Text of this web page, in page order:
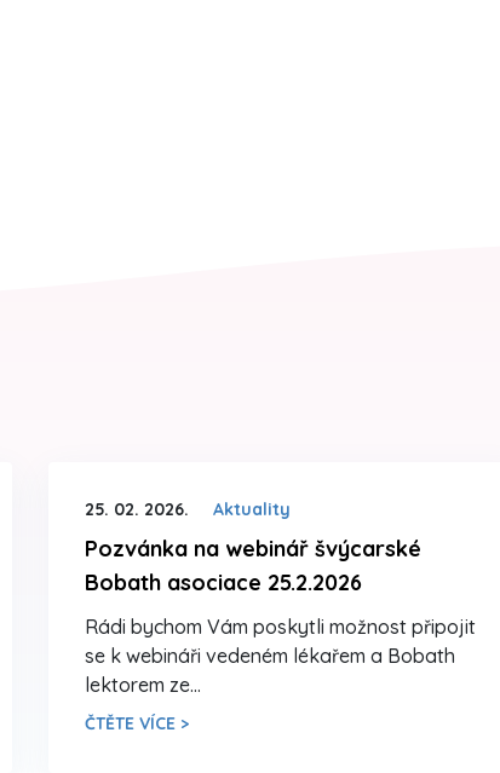
25. 02. 2026. Aktuality
Pozvánka na webinář švýcarské
Bobath asociace 25.2.2026
Rádi bychom Vám poskytli možnost připojit
se k webináři vedeném lékařem a Bobath
lektorem ze…
ČTĚTE VÍCE >